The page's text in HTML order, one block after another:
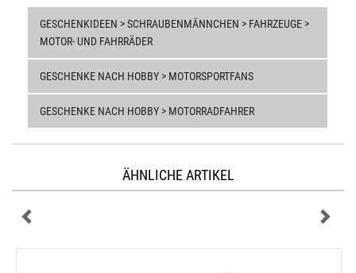
GESCHENKIDEEN > SCHRAUBENMÄNNCHEN > FAHRZEUGE >
MOTOR- UND FAHRRÄDER
GESCHENKE NACH HOBBY > MOTORSPORTFANS
GESCHENKE NACH HOBBY > MOTORRADFAHRER
ÄHNLICHE ARTIKEL